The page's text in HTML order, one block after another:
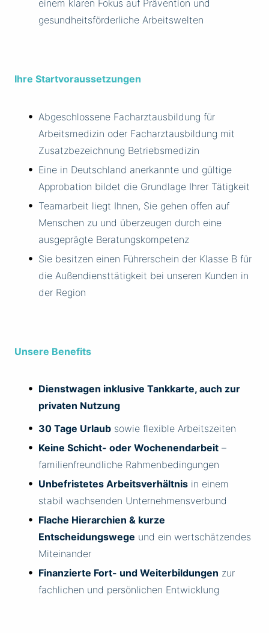
einem klaren Fokus auf Prävention und
gesundheitsförderliche Arbeitswelten
Ihre Startvoraussetzungen
Abgeschlossene Facharztausbildung für
Arbeitsmedizin oder Facharztausbildung mit
Zusatzbezeichnung Betriebsmedizin
Eine in Deutschland anerkannte und gültige
Approbation bildet die Grundlage Ihrer Tätigkeit
Teamarbeit liegt Ihnen, Sie gehen offen auf
Menschen zu und überzeugen durch eine
ausgeprägte Beratungskompetenz
Sie besitzen einen Führerschein der Klasse B für
die Außendiensttätigkeit bei unseren Kunden in
der Region
Unsere Benefits
Dienstwagen inklusive Tankkarte, auch zur
privaten Nutzung
30 Tage Urlaub sowie flexible Arbeitszeiten
Keine Schicht- oder Wochenendarbeit –
familienfreundliche Rahmenbedingungen
Unbefristetes Arbeitsverhältnis in einem
stabil wachsenden Unternehmensverbund
Flache Hierarchien & kurze
Entscheidungswege und ein wertschätzendes
Miteinander
Finanzierte Fort- und Weiterbildungen zur
fachlichen und persönlichen Entwicklung